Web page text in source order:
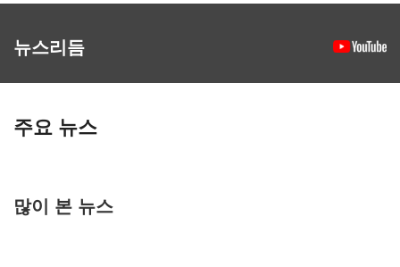
뉴스리듬
주요 뉴스
많이 본 뉴스